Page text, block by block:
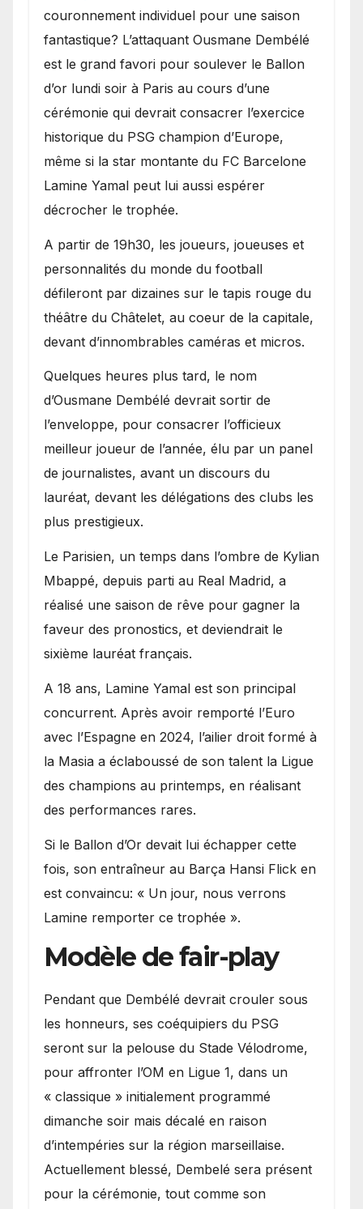
couronnement individuel pour une saison
fantastique? L’attaquant Ousmane Dembélé
est le grand favori pour soulever le Ballon
d’or lundi soir à Paris au cours d’une
cérémonie qui devrait consacrer l’exercice
historique du PSG champion d’Europe,
même si la star montante du FC Barcelone
Lamine Yamal peut lui aussi espérer
décrocher le trophée.
A partir de 19h30, les joueurs, joueuses et
personnalités du monde du football
défileront par dizaines sur le tapis rouge du
théâtre du Châtelet, au coeur de la capitale,
devant d’innombrables caméras et micros.
Quelques heures plus tard, le nom
d’Ousmane Dembélé devrait sortir de
l’enveloppe, pour consacrer l’officieux
meilleur joueur de l’année, élu par un panel
de journalistes, avant un discours du
lauréat, devant les délégations des clubs les
plus prestigieux.
Le Parisien, un temps dans l’ombre de Kylian
Mbappé, depuis parti au Real Madrid, a
réalisé une saison de rêve pour gagner la
faveur des pronostics, et deviendrait le
sixième lauréat français.
A 18 ans, Lamine Yamal est son principal
concurrent. Après avoir remporté l’Euro
avec l’Espagne en 2024, l’ailier droit formé à
la Masia a éclaboussé de son talent la Ligue
des champions au printemps, en réalisant
des performances rares.
Si le Ballon d’Or devait lui échapper cette
fois, son entraîneur au Barça Hansi Flick en
est convaincu: « Un jour, nous verrons
Lamine remporter ce trophée ».
Modèle de fair-play
Pendant que Dembélé devrait crouler sous
les honneurs, ses coéquipiers du PSG
seront sur la pelouse du Stade Vélodrome,
pour affronter l’OM en Ligue 1, dans un
« classique » initialement programmé
dimanche soir mais décalé en raison
d’intempéries sur la région marseillaise.
Actuellement blessé, Dembelé sera présent
pour la cérémonie, tout comme son